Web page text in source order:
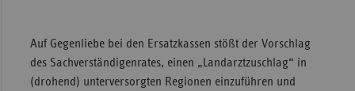
Auf Gegenliebe bei den Ersatzkassen stößt der Vorschlag
des Sachverständigenrates, einen „Landarztzuschlag“ in
(drohend) unterversorgten Regionen einzuführen und